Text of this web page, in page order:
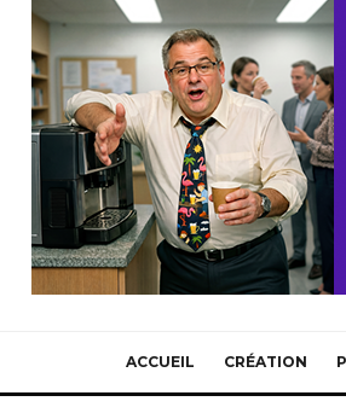
ACCUEIL CRÉATION